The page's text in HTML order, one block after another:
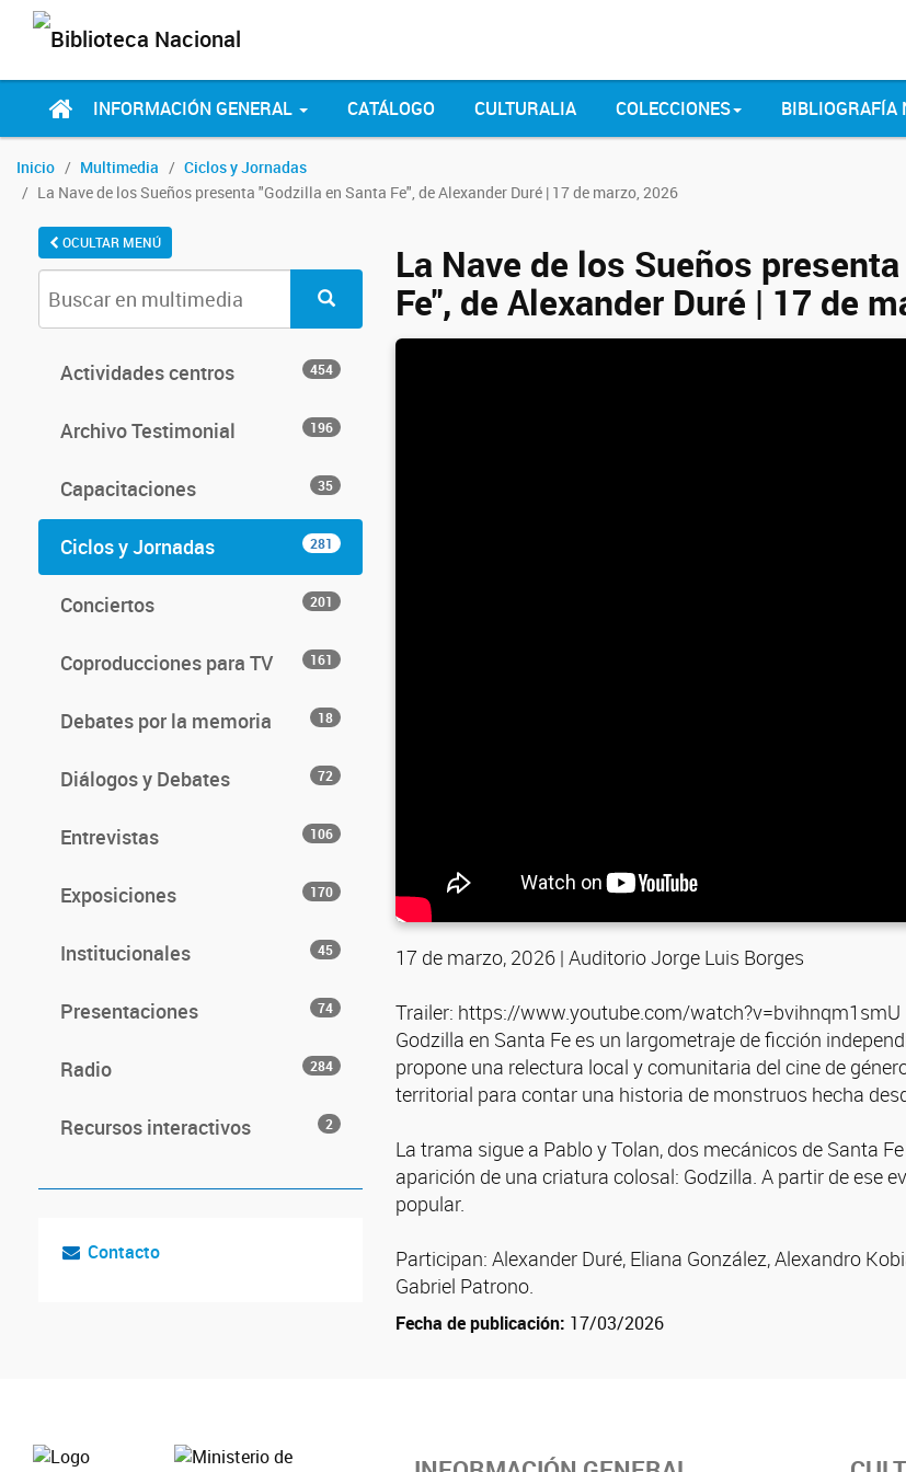
INFORMACIÓN GENERAL CATÁLOGO CULTURALIA COLECCIONES BIBLIOGRAFÍA
Inicio Multimedia
Ciclos y Jornadas
La Nave de los Sueños presenta "Godzilla en Santa Fe", de Alexander Duré | 17 de marzo, 2026
OCULTAR MENÚ
Actividades centros 454
Archivo Testimonial 196
Capacitaciones 35
Ciclos y Jornadas 281
Conciertos 201
Coproducciones para TV 161
Debates por la memoria 18
Diálogos y Debates 72
Entrevistas 106
Exposiciones 170
Institucionales 45
Presentaciones 74
Radio 284
Recursos interactivos 2
Contacto
La Nave de los Sueños
Fe", de Alexander Duré | 17 de
17 de marzo, 2026 | Auditorio Jorge Luis Borges
Trailer: https://www.youtube.com/watch?v=bvihnqm1smU
Godzilla en Santa Fe es un largometraje de ficción
propone una relectura local y comunitaria del cine de
territorial para contar una historia de monstruos hecha
La trama sigue a Pablo y Tolan, dos mecánicos de Santa
aparición de una criatura colosal: Godzilla. A partir de ese
popular.
Participan: Alexander Duré, Eliana González, Alexandro
Gabriel Patrono.
Fecha de publicación: 17/03/2026